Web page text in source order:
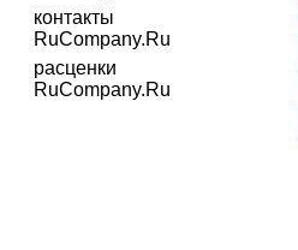
контакты
RuCompany.Ru
расценки
RuCompany.Ru